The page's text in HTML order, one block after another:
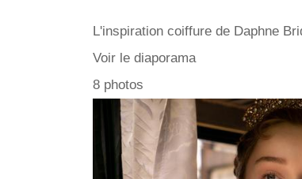
L'inspiration coiffure de Daphne
Voir le diaporama
8 photos